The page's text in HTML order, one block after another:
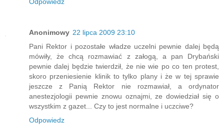
Anonimowy 22 lipca 2009 23:10
Pani Rektor i pozostałe władze uczelni pewnie dalej będą
mówiły, że chcą rozmawiać z załogą, a pan Drybański
pewnie dalej będzie twierdził, że nie wie po co ten protest,
skoro przeniesienie klinik to tylko plany i że w tej sprawie
jeszcze z Panią Rektor nie rozmawiał, a ordynator
anestezjologii pewnie znowu oznajmi, ze dowiedział się o
wszystkim z gazet... Czy to jest normalne i uczciwe?
Odpowiedz